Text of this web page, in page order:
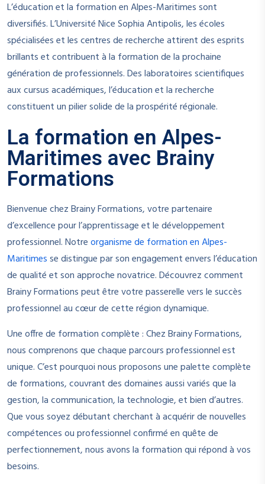
L’éducation et la formation en Alpes-Maritimes sont
diversifiés. L’Université Nice Sophia Antipolis, les écoles
spécialisées et les centres de recherche attirent des esprits
brillants et contribuent à la formation de la prochaine
génération de professionnels. Des laboratoires scientifiques
aux cursus académiques, l’éducation et la recherche
constituent un pilier solide de la prospérité régionale.
La formation en Alpes-
Maritimes avec Brainy
Formations
Bienvenue chez Brainy Formations, votre partenaire
d’excellence pour l’apprentissage et le développement
professionnel. Notreorganisme de formation en Alpes-
Maritimesse distingue par son engagement envers l’éducation
de qualité et son approche novatrice. Découvrez comment
Brainy Formations peut être votre passerelle vers le succès
professionnel au cœur de cette région dynamique.
Une offre de formation complète : Chez Brainy Formations,
nous comprenons que chaque parcours professionnel est
unique. C’est pourquoi nous proposons une palette complète
de formations, couvrant des domaines aussi variés que la
gestion, la communication, la technologie, et bien d’autres.
Que vous soyez débutant cherchant à acquérir de nouvelles
compétences ou professionnel confirmé en quête de
perfectionnement, nous avons la formation qui répond à vos
besoins.